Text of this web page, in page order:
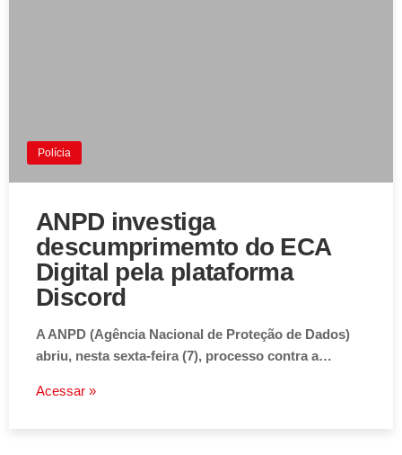
Polícia
ANPD investiga
descumprimemto do ECA
Digital pela plataforma
Discord
A ANPD (Agência Nacional de Proteção de Dados)
abriu, nesta sexta-feira (7), processo contra a…
Acessar »